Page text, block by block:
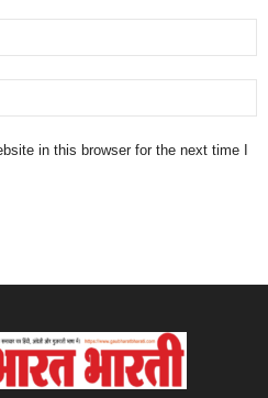
in this browser for the next time I